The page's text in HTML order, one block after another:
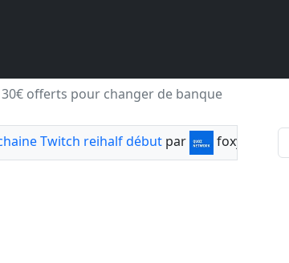
offerts pour changer de banque
Twitch reihalf début par foxylabnyy